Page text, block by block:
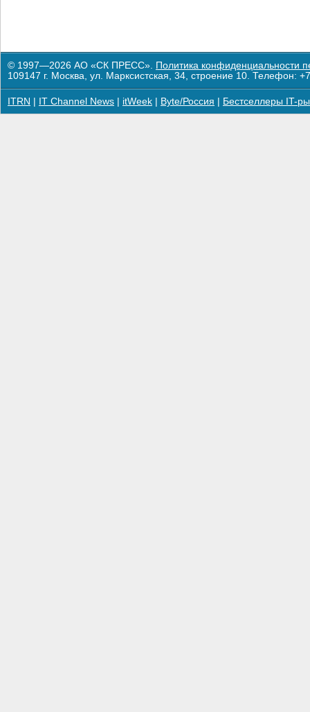
© 1997—2026 АО «СК ПРЕСС». Политика конфиденциальности
109147 г. Москва, ул. Марксистская, 34, строение 10. Телефон:
ITRN IT Channel News itWeek Byte/Россия Бестселлеры IT-